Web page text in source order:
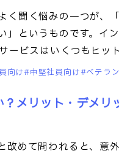
く聞く悩みの一つが、
」というものです。イ
ービスはいくつもヒッ
向け 中堅社員向け ベテラ
メリット・デメリ
改めて問われると、意